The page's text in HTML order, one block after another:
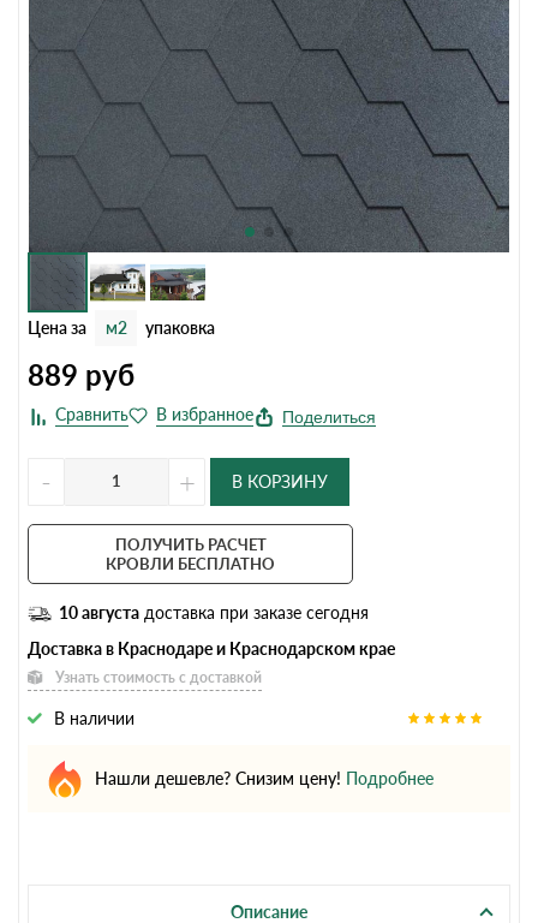
Цена за м2 упаковка
889 руб
Поделиться
- + В КОРЗИНУ
ПОЛУЧИТЬ РАСЧЕТ
КРОВЛИ БЕСПЛАТНО
10 августа доставка при заказе сегодня
Доставка в Краснодаре и Краснодарском крае
Узнать стоимость с доставкой
В наличии
Нашли дешевле? Снизим цену! Подробнее
Описание